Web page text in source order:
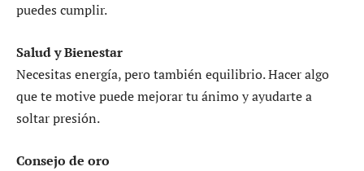
puedes cumplir.
Salud y Bienestar
Necesitas energía, pero también equilibrio. Hacer algo
que te motive puede mejorar tu ánimo y ayudarte a
soltar presión.
Consejo de oro